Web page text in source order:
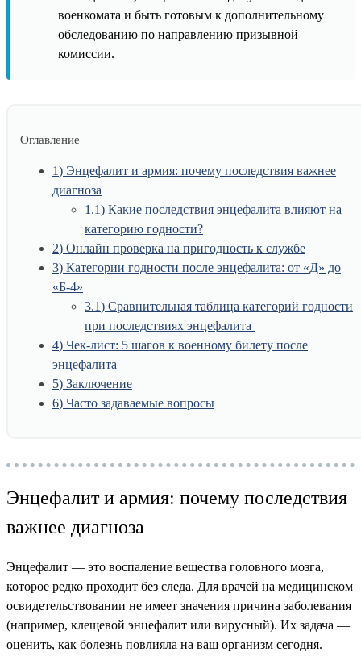
военкомата и быть готовым к дополнительному
обследованию по направлению призывной
комиссии.
Оглавление
1
Энцефалит и армия: почему последствия важнее
диагноза
1.1 Какие последствия энцефалита влияют на
категорию годности?
2 Онлайн проверка на пригодность к службе
3 Категории годности после энцефалита: от «Д» до
«Б-4»
3.1 Сравнительная таблица категорий годности
при последствиях энцефалита
4 Чек-лист: 5 шагов к военному билету после
энцефалита
5 Заключение
6 Часто задаваемые вопросы
Энцефалит и армия: почему последствия
важнее диагноза
Энцефалит — это воспаление вещества головного мозга,
которое редко проходит без следа. Для врачей на медицинском
освидетельствовании не имеет значения причина заболевания
(например, клещевой энцефалит или вирусный). Их задача —
оценить, как болезнь повлияла на ваш организм сегодня.